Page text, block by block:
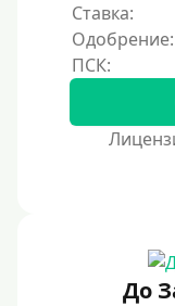
Цель
На Новый Год
Чтобы улучшить
своевременно
регулярно
Для закрытия
До зарплаты
Ставка:
Одобрение:
До